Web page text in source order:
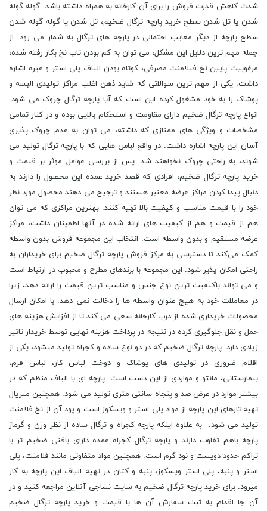
شدت کاهش قدرت فروش را برای آن کارخانه به همراه داشته باشد. گوله گوله
شدن یا تل شدن سطح خرید پارچه ترگال ضخیم، تل شدن یا گوله گوله شدن
سطح پارچه از دیگر معایب احتمالی در پارچه های ترگال به شمار می رود. از
جمله مهم ترین دلایل این مشکل، می توان به کم بودن تاب نخ بکار رفته شده،
مرغوبیت پایین نخ فیلامنت مصرفی، کوتاه بودن الیاف پلی استر و غیره اشاره
داشت. یکی از مهم ترین سوالاتی که شاید ذهن اغلب مراکز تولیدی البسه و
پوشاک را به خود مشغول کرده این است که آیا پارچه ترگال چروک می شود.
انواع پارچه ترگال ضخیم دارای مقاومت و استحکام بالایی بوده و در کنار تمامی
مشخصات و ویژگی های ممتازی که داشته، می توان به عدم چروک پذیری
آسان این پارچه اشاره داشت. در واقع لباس هایی که با پارچه ترگال تولید می
شوند، به راحتی چروک نخواهند شد. پس از بررسی عوامل موثر بر قیمت و
خرید پارچه ترگال ضخیم، افرادی که قصد خرید عمده این محصول را دارند به
دنبال پیدا کردن مراکز عرضه معتبر هستند و ترجیح می دهند محصول مورد نظر
خود را با قیمت مناسب و کیفیت بالا تهیه کنند. بهترین مراکزی که می توان
هم از قیمت و هم از کیفیت های ارائه شده در آنها اطمینان داشت، مراکز
عرضه مستقیم و بدون واسطه است. انتخاب این مجموعه فروش بدون واسطه
کمک می‌کند تا دسترسی به مرکز فروش پارچه ترگال ضخیم برای خریداران به
راحتی امکان پذیر شود. این مجموعه با برندهای مطرح و محبوب در ارتباط است
و می ‌تواند باکیفیت ترین نوع جنس و مناسب ترین قیمت را ارائه دهد، زیرا
در معاملات خود به هیچ عنوان واسطه ها را دخالت نمی دهد. با امکان ارسال
محصولات خریداری شده از درب کارخانه سعی می کند تا از افزایش هزینه های
حمل و نقل جلوگیری کرده در نتیجه در پرداخت هزینه نهایی توسط خریدار تاثیر
زیادی دارد. پارچه ترگال ضخیم که در دو نوع ساده و کجراه تولید میشود، یکی از
اقلام ضروری در تولیدی های پوشاک و دوخت لباس کار، لباس فرم،
بیمارستانی، مانتو و مواردی از این دست است. پارچه ای با الیاف منظم که در
بیشتر موارد در عرض صد و پنجاه سانتی متری تولید می شود. همچنین متریال
تهیه تارهای این پارچه از مواد پلی استر و ویسکوز است و پود آن از نخ فلامنت
تولید می شود. به علاوه اینکه پارچه کجراه و ترگال ساده از نظر وزن و گرماژ
پارچه باهم تفاوت دارند و پارچه ترگال کجراه عمده دارای بافتی ضخیم تر با
تراکم حدود دویست و نود گرم است. همچنین مواد متفاوتی مانند فلامنت، پلی
استر و پنبه، پلی استر ویسکوز، پنبه و کتان در تهیه الیاف این پارچه به کار
میرود. برای خرید پارچه ترگال ضخیم به سایت نساجی آنلاین مراجعه کنید و در
آن جا اقدام به ثبت سفارش آن ها با قیمت و خرید پارچه ترگال ضخیم